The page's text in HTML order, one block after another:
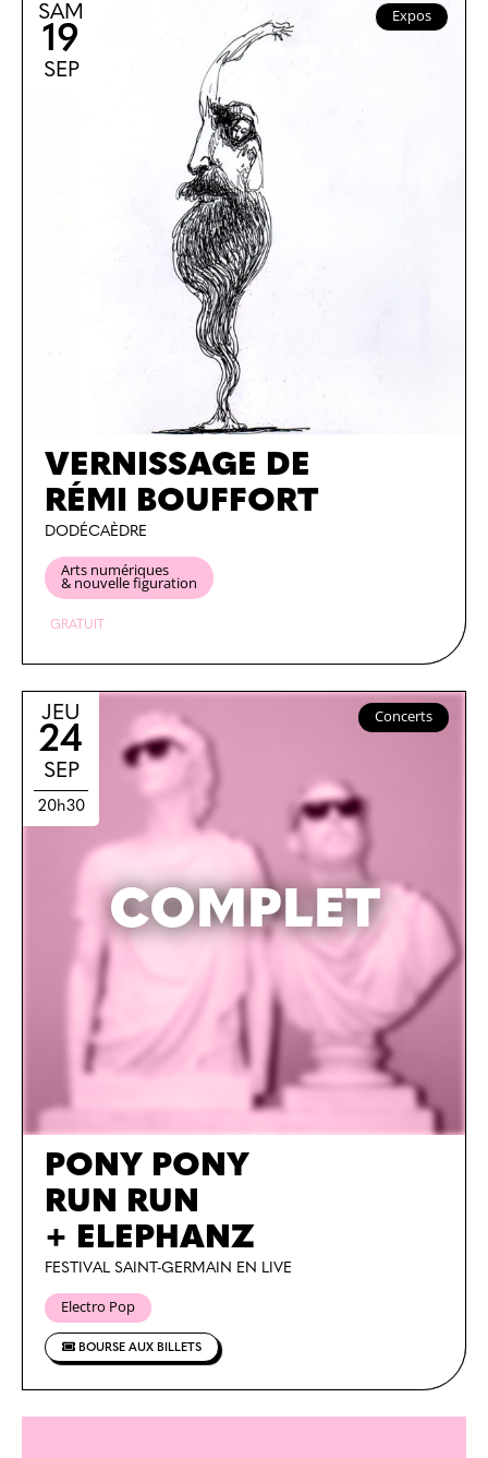
SAM
19
SEP
Expos
VERNISSAGE DE
RÉMI BOUFFORT
DODÉCAÈDRE
Arts numériques
& nouvelle figuration
GRATUIT
JEU
24
SEP
20h30
COMPLET
Concerts
PONY PONY
RUN RUN
+ ELEPHANZ
FESTIVAL SAINT-GERMAIN EN LIVE
Electro Pop
BOURSE AUX BILLETS